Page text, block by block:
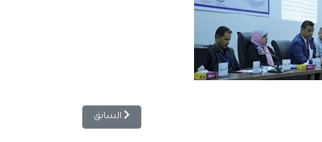
المقال السابق: تواصل الجلسات
السابق